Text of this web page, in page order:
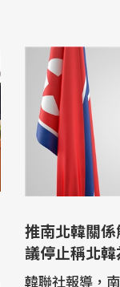
推南北韓關
議停止稱北韓
韓聯社報導，